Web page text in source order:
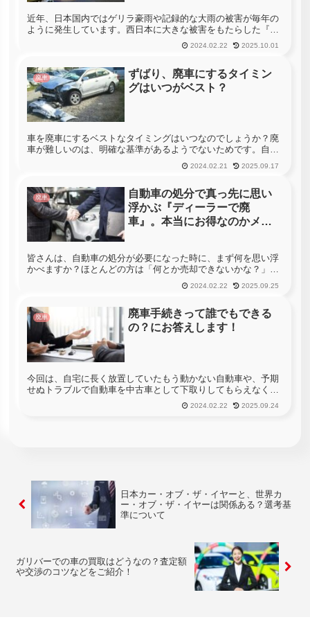
近年、日本国内ではゲリラ豪雨や記録的な大雨の被害が毎年の
ように発生しています。西日本に大きな被害をもたらした『平
成30年7月豪雨』は皆様も記憶に新しい事ではないでしょう
か？このような大災害時には、テレビのニュース映像などで、
2024.02.22 2025.10.01
廃車
ずばり、廃車にするタイミン
グはいつがベスト？
車を廃車にするベストなタイミングはいつなのでしょうか？廃
車が難しいのは、明確な基準があるようでないためです。自動
車保険などでも参考にされるオドメーター（走行距離計）だけ
を参考に廃車を決めてしまうのは、誤っていると考えてもいい
2024.02.21 2025.09.17
廃車
自動車の処分で真っ先に思い
浮かぶ『ディーラーで廃
車』。本当にお得なのかメリ
皆さんは、自動車の処分が必要になった時に、まず何を思い浮
かべますか？ほとんどの方は「何とか売却できないかな？」等
と考えて、ディーラーや中古車販売店に下取り査定に出すので
はないでしょうか？しかし、当たり前の事なのですが、持ち込
2024.02.22 2025.09.25
廃車
廃車手続きって誰でもできる
の？にお答えします！
今回は、自宅に長く放置していたもう動かない自動車や、予期
せぬトラブルで自動車を中古車として下取りしてもらえなくな
った場合、「自動車の廃車は誰が行うのか？」という事につい
てご紹介したいと思います。自動車を廃車にすると言う経験
2024.02.22 2025.09.24
日本カー・オブ・ザ・イヤーと、世界カ
ー・オブ・ザ・イヤーは関係ある？選考基
準について
ガリバーでの車の買取はどうなの？査定額
や交渉のコツなどをご紹介！